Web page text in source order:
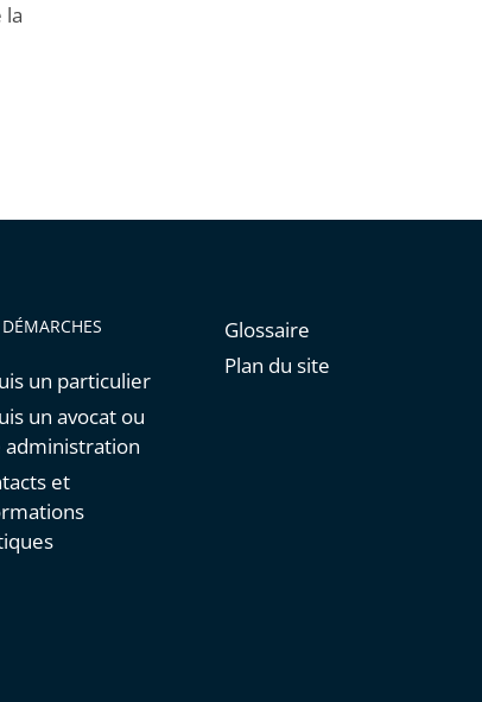
la
un particulier
un avocat ou
administration
et
Glossaire
Plan du site